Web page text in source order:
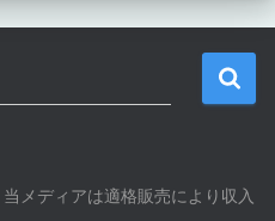
メディアは適格販売により収入